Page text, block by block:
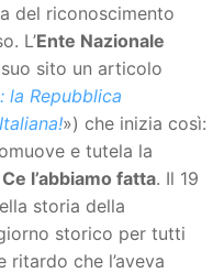
del riconoscimento
L’Ente Nazionale
sito un articolo
la Repubblica
») che inizia così:
e tutela la
Ce l’abbiamo fatta. Il 19
storia della
storico per tutti
ritardo che l’aveva